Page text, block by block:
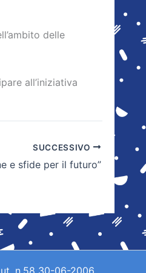
delle
all’iniziativa
SUCCESSIVO
e sfide per il futuro”
n.58 30-06-2006